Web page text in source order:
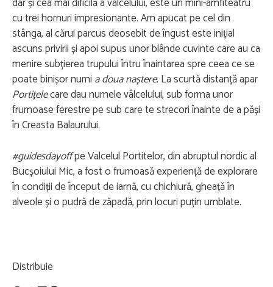
cu trei hornuri impresionante. Am apucat pe cel din
stânga, al cărui parcus deosebit de îngust este inițial
ascuns privirii și apoi supus unor blânde cuvinte care au ca
menire subțierea trupului întru înaintarea spre ceea ce se
poate binișor numi a doua naștere. La scurtă distanță apar
Portițelecare dau numele vâlcelului, sub forma unor
frumoase ferestre pe sub care te strecori înainte de a păși
în Creasta Balaurului.
#guidesdayoffpe Valcelul Portitelor, din abruptul nordic al
Bucșoiului Mic, a fost o frumoasă experiență de explorare
în condiții de început de iarnă, cu chichiură, gheață în
alveole și o pudră de zăpadă, prin locuri puțin umblate.
Distribuie